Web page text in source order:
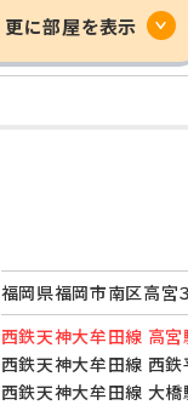
更に部屋を表示
福岡県福岡市南区高宮
西鉄天神大牟田線 高宮
西鉄天神大牟田線 西
西鉄天神大牟田線 大